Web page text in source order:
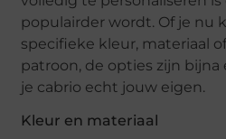
populairder wordt. Of je nu
specifieke kleur, materiaal
patroon, de opties zijn
je cabrio echt jouw eigen.
Kleur en materiaal